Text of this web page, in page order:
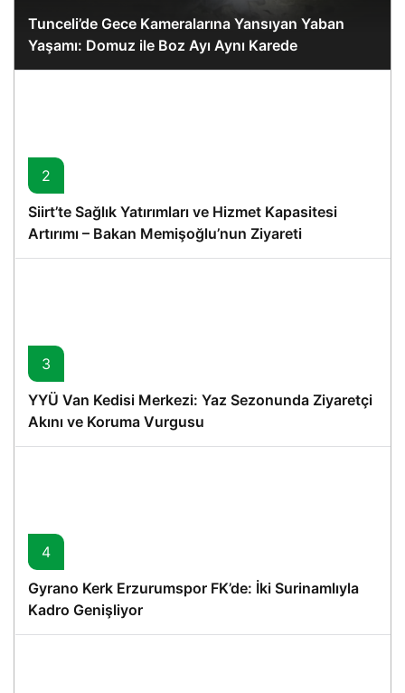
Tunceli’de Gece Kameralarına Yansıyan Yaban
Yaşamı: Domuz ile Boz Ayı Aynı Karede
2
Siirt’te Sağlık Yatırımları ve Hizmet Kapasitesi
Artırımı – Bakan Memişoğlu’nun Ziyareti
3
YYÜ Van Kedisi Merkezi: Yaz Sezonunda Ziyaretçi
Akını ve Koruma Vurgusu
4
Gyrano Kerk Erzurumspor FK’de: İki Surinamlıyla
Kadro Genişliyor